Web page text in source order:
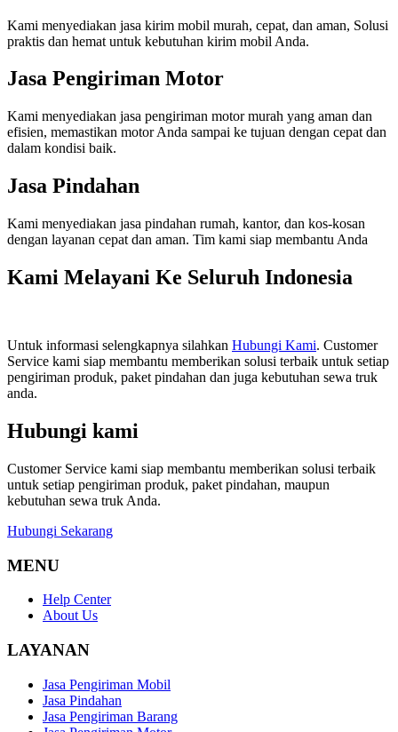
Kami menyediakan jasa kirim mobil murah, cepat, dan aman, Solusi
praktis dan hemat untuk kebutuhan kirim mobil Anda.
Jasa Pengiriman Motor
Kami menyediakan jasa pengiriman motor murah yang aman dan
efisien, memastikan motor Anda sampai ke tujuan dengan cepat dan
dalam kondisi baik.
Jasa Pindahan
Kami menyediakan jasa pindahan rumah, kantor, dan kos-kosan
dengan layanan cepat dan aman. Tim kami siap membantu Anda
Kami Melayani Ke Seluruh Indonesia
Untuk informasi selengkapnya silahkan Hubungi Kami. Customer
Service kami siap membantu memberikan solusi terbaik untuk setiap
pengiriman produk, paket pindahan dan juga kebutuhan sewa truk
anda.
Hubungi kami
Customer Service kami siap membantu memberikan solusi terbaik
untuk setiap pengiriman produk, paket pindahan, maupun
kebutuhan sewa truk Anda.
Hubungi Sekarang
MENU
Help Center
About Us
LAYANAN
Jasa Pengiriman Mobil
Jasa Pindahan
Jasa Pengiriman Barang